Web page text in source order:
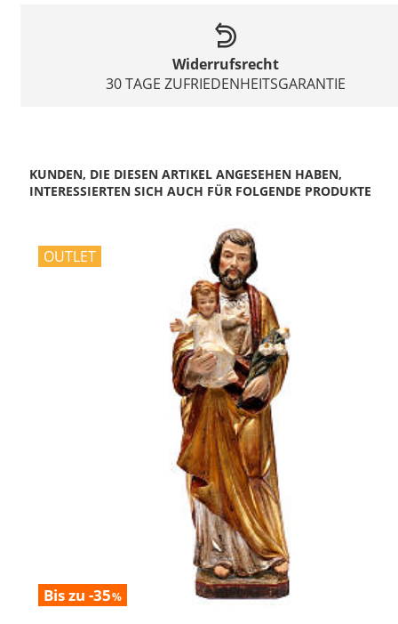
Widerrufsrecht
30 TAGE ZUFRIEDENHEITSGARANTIE
KUNDEN, DIE DIESEN ARTIKEL ANGESEHEN HABEN,
INTERESSIERTEN SICH AUCH FÜR FOLGENDE PRODUKTE
OUTLET
Bis zu -35%